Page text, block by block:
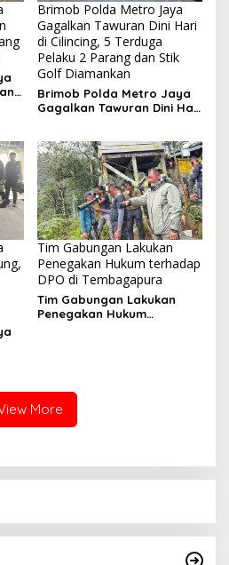
Brimob Polda Metro Jaya
Gagalkan Tawuran Dini Hari
di Cilincing, 5 Terduga
Pelaku 2 Parang dan Stik
Golf Diamankan
Brimob Polda Metro Jaya
Gagalkan Tawuran Dini Hari
Golf Diamankan
Tim Gabungan Lakukan
Penegakan Hukum terhadap
DPO di Tembagapura
Tim Gabungan Lakukan
Penegakan Hukum
More